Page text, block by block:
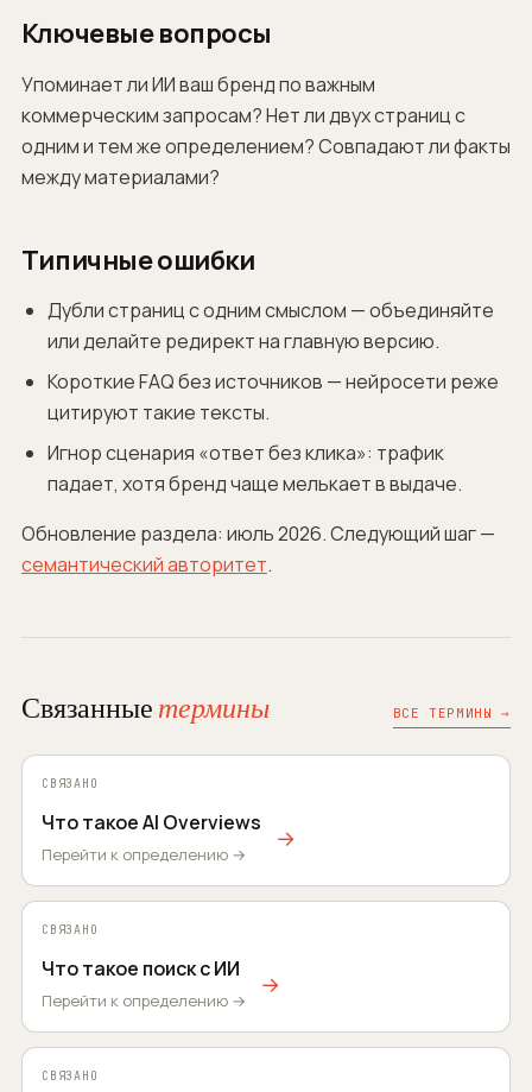
Ключевые вопросы
Упоминает ли ИИ ваш бренд по важным
коммерческим запросам? Нет ли двух страниц с
одним и тем же определением? Совпадают ли факты
между материалами?
Типичные ошибки
Дубли страниц с одним смыслом — объединяйте
или делайте редирект на главную версию.
Короткие FAQ без источников — нейросети реже
цитируют такие тексты.
Игнор сценария «ответ без клика»: трафик
падает, хотя бренд чаще мелькает в выдаче.
Обновление раздела: июль 2026. Следующий шаг —
семантический авторитет.
Связанныетермины ВСЕ ТЕРМИНЫ →
СВЯЗАНО
Что такое AI Overviews
Перейти к определению →
→
СВЯЗАНО
Что такое поиск с ИИ
Перейти к определению →
→
СВЯЗАНО